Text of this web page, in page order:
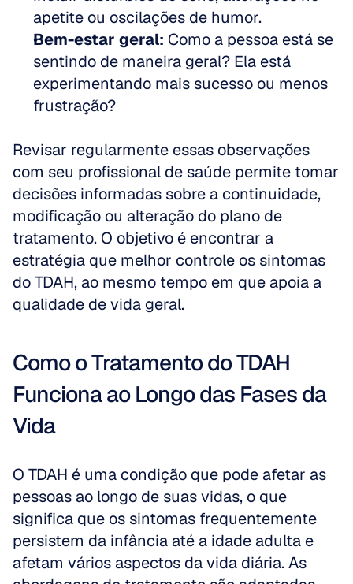
apetite ou oscilações de humor.
Bem-estar geral: Como a pessoa está se
sentindo de maneira geral? Ela está
experimentando mais sucesso ou menos
frustração?
Revisar regularmente essas observações
com seu profissional de saúde permite tomar
decisões informadas sobre a continuidade,
modificação ou alteração do plano de
tratamento. O objetivo é encontrar a
estratégia que melhor controle os sintomas
do TDAH, ao mesmo tempo em que apoia a
qualidade de vida geral.
Como o Tratamento do TDAH
Funciona ao Longo das Fases da
Vida
O TDAH é uma condição que pode afetar as
pessoas ao longo de suas vidas, o que
significa que os sintomas frequentemente
persistem da infância até a idade adulta e
afetam vários aspectos da vida diária. As